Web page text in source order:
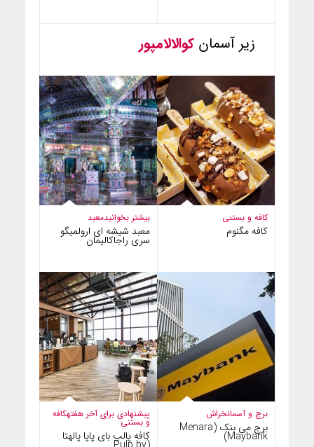
زیر آسمان کوالالامپور
بیشتر بخوانیدمعبد
معبد شیشه ای ارولمیگو
سری راجاکالیمان
کافه و بستنی
کافه مگنوم
پیشنهادی برای آخر هفتهکافه
و بستنی
کافه پالپ بای پاپا پالهتا
برج و آسمانخراش
برج می بنک (Menara
Maybank)